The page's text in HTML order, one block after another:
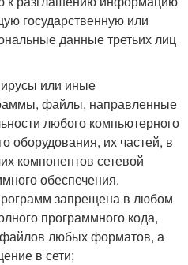
государственную или
данные третьих лиц
или иные
файлы, направленные
любого компьютерного
оборудования, их частей, в
компонентов сетевой
обеспечения.
запрещена в любом
программного кода,
файлов любых форматов, а
в сети;